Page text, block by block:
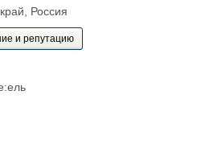
Россия
и репутацию